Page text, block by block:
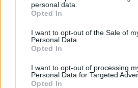
grant or deny consent to Google and
use your data for below specified
consent section.
personal data.
Opted In
I want to opt-out of the Sale of
Personal Data.
Opted In
I want to opt-out of processing
Personal Data for Targeted
Opted In
egyrészt egy film, amit Rebecca
Patrick McHale (Túl a
(Adventure Time) közösen
dolgoztak már valamilyen